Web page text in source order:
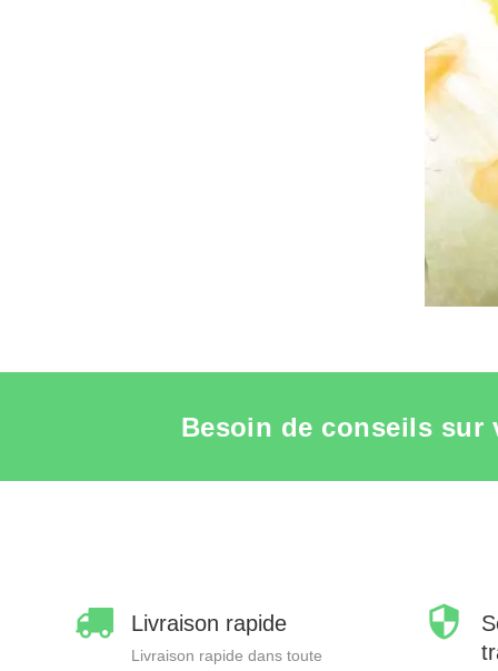
Besoin de conseils sur
Livraison rapide
Livraison rapide dans toute